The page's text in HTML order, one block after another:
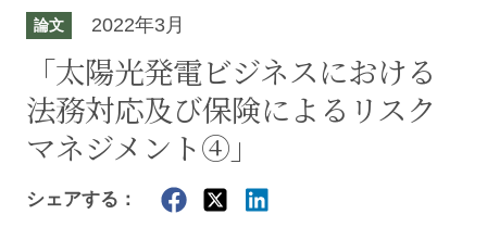
論文 2022年3月
「太陽光発電ビジネスにおける
法務対応及び保険によるリスク
マネジメント④」
シェアする：